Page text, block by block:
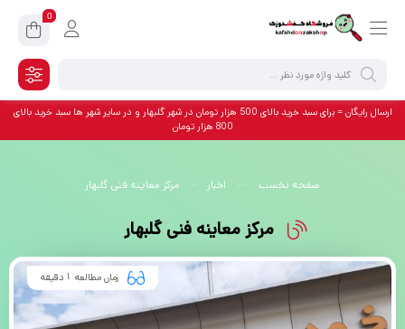
0
ارسال رایگان = برای سبد خرید بالای 500 هزار تومان در شهر گلبهار و در سایر شهر ها سبد خرید بالای
800 هزار تومان
صفحه نخست اخبار مرکز معاینه فنی گلبهار
مرکز معاینه فنی گلبهار
زمان مطالعه 1 دقیقه